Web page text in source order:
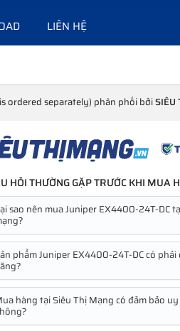
LIÊN HỆ
ordered separately) phân phối bởiSIÊU
HỎI THƯỜNG GẶP TRƯỚC KHI MUA
sao nên mua Juniper EX4400-24T-DC
phẩm Juniper EX4400-24T-DC có phải
hàng tại Siêu Thị Mạng có đảm bảo